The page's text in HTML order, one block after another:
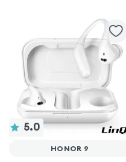
5.0
HONOR 9